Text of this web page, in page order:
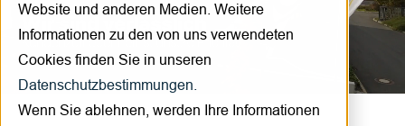
Website und anderen Medien. Weitere
Informationen zu den von uns verwendeten
Cookies finden Sie in unseren
Datenschutzbestimmungen.
Wenn Sie ablehnen, werden Ihre Informationen